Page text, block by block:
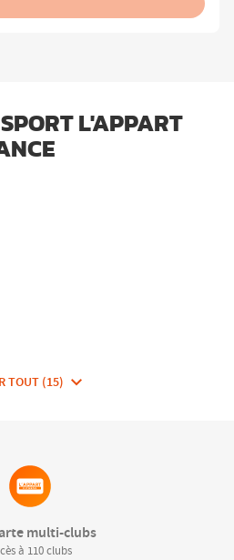
SPORT L'APPART
TOUT (15)
multi-clubs
à 110 clubs